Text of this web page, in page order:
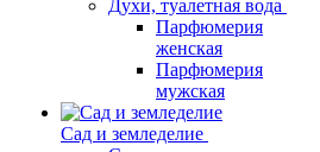
Духи, туалетная вода
Парфюмерия
женская
Парфюмерия
мужская
Сад и земледелие